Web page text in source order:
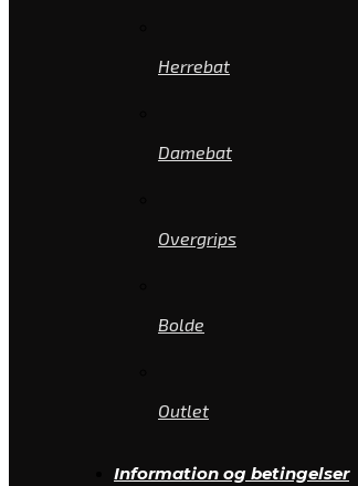
Herrebat
Damebat
Overgrips
Bolde
Outlet
Information og betingelser